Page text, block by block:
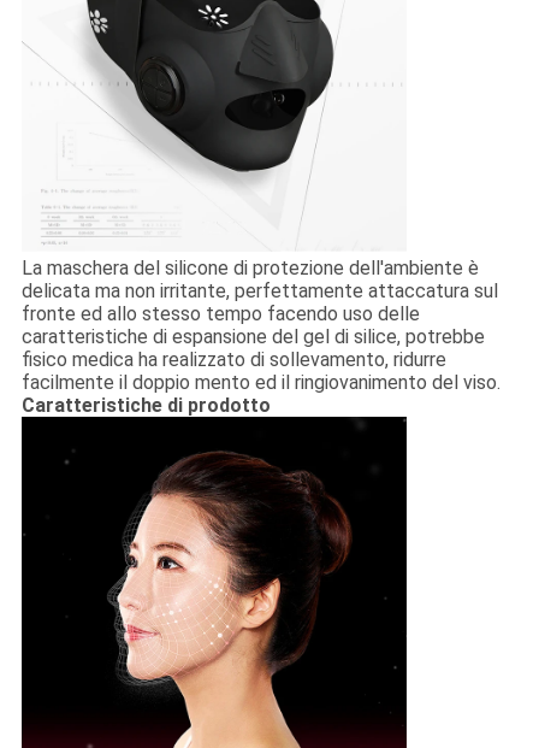
La maschera del silicone di protezione dell'ambiente è
delicata ma non irritante, perfettamente attaccatura sul
fronte ed allo stesso tempo facendo uso delle
caratteristiche di espansione del gel di silice, potrebbe
fisico medica ha realizzato di sollevamento, ridurre
facilmente il doppio mento ed il ringiovanimento del viso.
Caratteristiche di prodotto